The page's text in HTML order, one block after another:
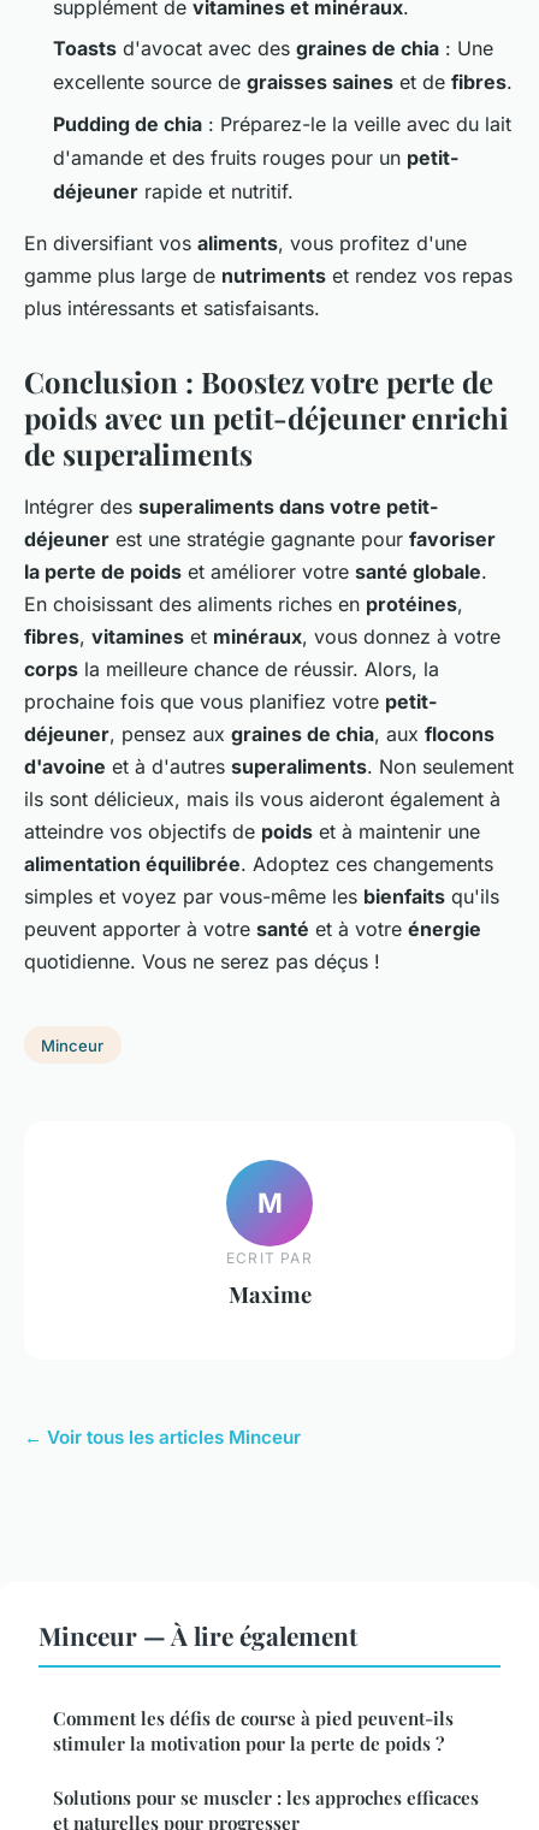
supplément de vitamines et minéraux.
Toasts d'avocat avec des graines de chia : Une
excellente source de graisses saines et de fibres.
Pudding de chia : Préparez-le la veille avec du lait
d'amande et des fruits rouges pour un petit-
déjeuner rapide et nutritif.
En diversifiant vos aliments, vous profitez d'une
gamme plus large de nutriments et rendez vos repas
plus intéressants et satisfaisants.
Conclusion : Boostez votre perte de
poids avec un petit-déjeuner enrichi
de superaliments
Intégrer des superaliments dans votre petit-
déjeuner est une stratégie gagnante pour favoriser
la perte de poids et améliorer votre santé globale.
En choisissant des aliments riches en protéines,
fibres, vitamines et minéraux, vous donnez à votre
corps la meilleure chance de réussir. Alors, la
prochaine fois que vous planifiez votre petit-
déjeuner, pensez aux graines de chia, aux flocons
d'avoine et à d'autres superaliments. Non seulement
ils sont délicieux, mais ils vous aideront également à
atteindre vos objectifs de poids et à maintenir une
alimentation équilibrée. Adoptez ces changements
simples et voyez par vous-même les bienfaits qu'ils
peuvent apporter à votre santé et à votre énergie
quotidienne. Vous ne serez pas déçus !
Minceur
M
ECRIT PAR
Maxime
← Voir tous les articles Minceur
Minceur — À lire également
Comment les défis de course à pied peuvent-ils
stimuler la motivation pour la perte de poids ?
Solutions pour se muscler : les approches efficaces
et naturelles pour progresser